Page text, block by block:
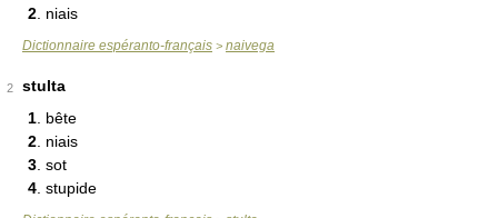
2 . niais
Dictionnaire espéranto-français > naivega
2
stulta
1 . bête
2 . niais
3 . sot
4 . stupide